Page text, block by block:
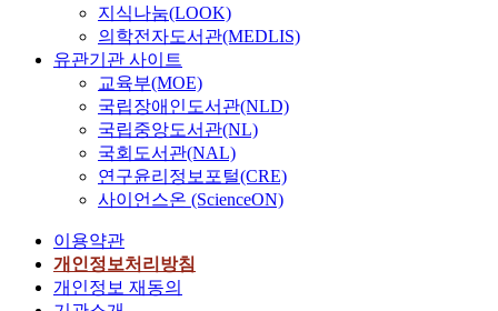
지식나눔(LOOK)
의학전자도서관(MEDLIS)
유관기관 사이트
교육부(MOE)
국립장애인도서관(NLD)
국립중앙도서관(NL)
국회도서관(NAL)
연구윤리정보포털(CRE)
사이언스온 (ScienceON)
이용약관
개인정보처리방침
개인정보 재동의